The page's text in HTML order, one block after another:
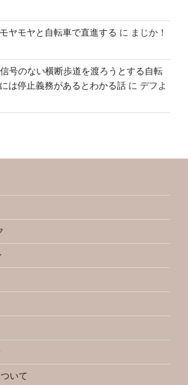
ヤモヤと自転車で直進する に まじか！
号のない横断歩道を渡ろうとする自転
は停止義務があるとわかる話 に デフよ
いて